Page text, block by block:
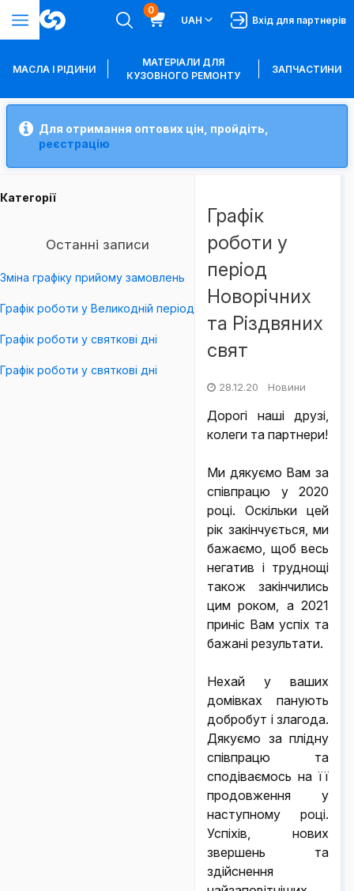
0
UAH
Вхід для партнерів
МАСЛА І РІДИНИ
МАТЕРІАЛИ ДЛЯ
КУЗОВНОГО РЕМОНТУ
ЗАПЧАСТИНИ
Для отримання оптових цін, пройдіть,
реєстрацію
Категорії
Останні записи
Зміна графіку прийому замовлень
Графік роботи у Великодній період
Графік роботи у святкові дні
Графік роботи у святкові дні
Графік
роботи у
період
Новорічних
та Різдвяних
свят
28.12.20 Новини
Дорогі наші друзі,
колеги та партнери!
Ми дякуємо Вам за
співпрацю у 2020
році. Оскільки цей
рік закінчується, ми
бажаємо, щоб весь
негатив і труднощі
також закінчились
цим роком, а 2021
приніс Вам успіх та
бажані результати.
Нехай у ваших
домівках панують
добробут і злагода.
Дякуємо за плідну
співпрацю та
сподіваємось на її
продовження у
наступному році.
Успіхів, нових
звершень та
здійснення